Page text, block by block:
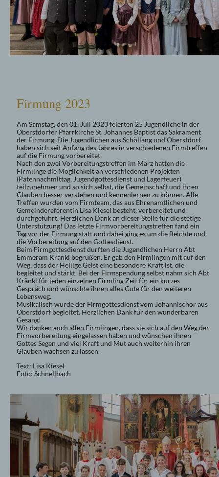
Firmung 2023
Am Samstag, den 01. Juli 2023 feierten 25 Jugendliche in der
Oberstdorfer Pfarrkirche St. Johannes Baptist das Sakrament
der Firmung. Die Jugendlichen aus Schöllang und Oberstdorf
haben sich seit Anfang des Jahres in verschiedenen Firmtreffen
auf die Firmung vorbereitet.
Nach den zwei Vorbereitungstreffen im März hatten die
Firmlinge die Möglichkeit an verschiedenen Projekten
(Patennachmittag, Jugendgottesdienst und Lagerfeuer)
teilzunehmen und so sich selbst, die Gemeinschaft und ihren
Glauben besser verstehen und kennenlernen zu können. Alle
Treffen wurden vom Firmteam, das aus Ehrenamtlichen und
Gemeindereferentin Lisa Kiesel besteht, vorbereitet und
durchgeführt. Herzlichen Dank an dieser Stelle für die stetige
Unterstützung! Das letzte Firmvorbereitungstreffen fand ein
Tag vor der Firmung statt und dabei ging es um die Beichte und
die Vorbereitung auf den Gottesdienst.
Beim Firmgottesdienst durften die Jugendlichen Herrn Abt
Emmeram Kränkl begrüßen. Er gab den Firmlingen mit auf den
Weg, dass der Heilige Geist eine besondere Kraft ist, die
begleitet und stärkt. Bei der Firmspendung selbst nahm sich Abt
Kränkl für jeden einzelnen Firmling Zeit für ein kurzes
Gespräch und wünschte ihnen alles Gute für den weiteren
Lebensweg.
Musikalisch wurde der Firmgottesdienst vom Johannischor aus
Oberstdorf begleitet. Herzlichen Dank für den wunderbaren
Gesang!
Wir danken auch allen Firmlingen, dass sie sich auf den Weg der
Firmvorbereitung eingelassen haben und wünschen ihnen
Gottes Segen und viel Kraft und Mut auch weiterhin ihren
Glauben wachsen zu lassen.
Text: Lisa Kiesel
Foto: Schnellbach